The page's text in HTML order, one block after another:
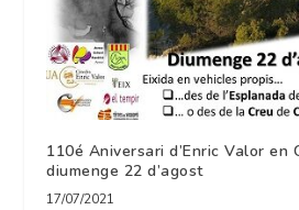
110é Aniversari d’Enric Valor en
diumenge 22 d’agost
17/07/2021